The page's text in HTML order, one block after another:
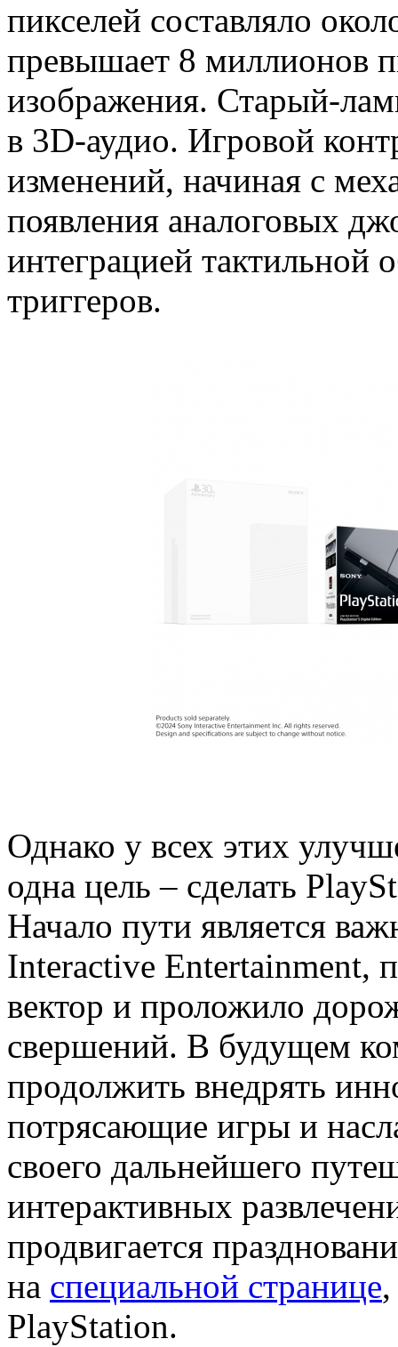
пикселей составляло
превышает 8 миллионов
изображения. Старый-
в 3D-аудио. Игровой
изменений, начиная с
появления аналоговых
интеграцией тактильной
триггеров.
Однако у всех этих
одна цель – сделать
Начало пути является
Interactive Entertainment,
вектор и проложило
свершений. В будущем
продолжить внедрять
потрясающие игры и
своего дальнейшего
интерактивных
продвигается
на специальной странице
PlayStation.